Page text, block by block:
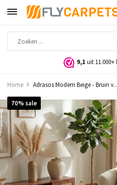
9,1 uit
Home Adrasos Modern Beige - Bruin v...
70% sale